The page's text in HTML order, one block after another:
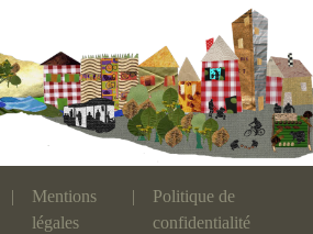
|
Mentions
légales
|
Politique de
confidentialité